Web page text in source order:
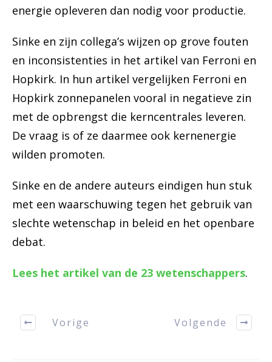
energie opleveren dan nodig voor productie.
Sinke en zijn collega’s wijzen op grove fouten
en inconsistenties in het artikel van Ferroni en
Hopkirk. In hun artikel vergelijken Ferroni en
Hopkirk zonnepanelen vooral in negatieve zin
met de opbrengst die kerncentrales leveren.
De vraag is of ze daarmee ook kernenergie
wilden promoten.
Sinke en de andere auteurs eindigen hun stuk
met een waarschuwing tegen het gebruik van
slechte wetenschap in beleid en het openbare
debat.
Lees het artikel van de 23 wetenschappers.
Vorige Volgende